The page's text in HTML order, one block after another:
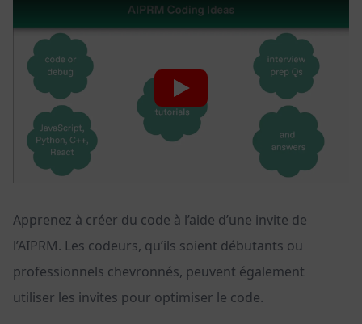
Apprenez à créer du code à l’aide d’une invite de
l’AIPRM. Les codeurs, qu’ils soient débutants ou
professionnels chevronnés, peuvent également
utiliser les invites pour optimiser le code.